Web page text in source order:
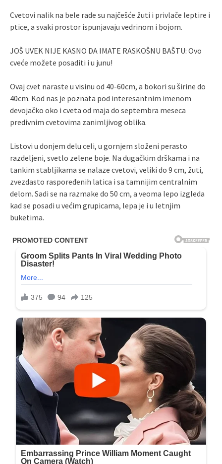
Cvetovi nalik na bele rade su najčešće žuti i privlače leptire i
ptice, a svaki prostor ispunjavaju vedrinom i bojom.
JOŠ UVEK NIJE KASNO DA IMATE RASKOŠNU BAŠTU: Ovo
cveće možete posaditi i u junu!
Ovaj cvet naraste u visinu od 40-60cm, a bokori su širine do
40cm. Kod nas je poznata pod interesantnim imenom
devojačko oko i cveta od maja do septembra meseca
predivnim cvetovima zanimljivog oblika.
Listovi u donjem delu celi, u gornjem složeni perasto
razdeljeni, svetlo zelene boje. Na dugačkim drškama i na
tankim stabljikama se nalaze cvetovi, veliki do 9 cm, žuti,
zvezdasto raspoređenih latica i sa tamnijim centralnim
delom. Sadi se na razmake do 50 cm, a veoma lepo izgleda
kad se posadi u većim grupicama, lepa je i u letnjim
buketima.